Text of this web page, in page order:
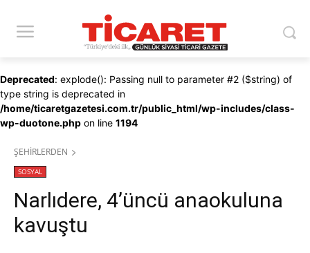
Deprecated: explode(): Passing null to parameter #2 ($string) of
type string is deprecated in
/home/ticaretgazetesi.com.tr/public_html/wp-includes/class-
wp-duotone.php on line 1194
ŞEHİRLERDEN
SOSYAL
Narlıdere, 4’üncü anaokuluna
kavuştu